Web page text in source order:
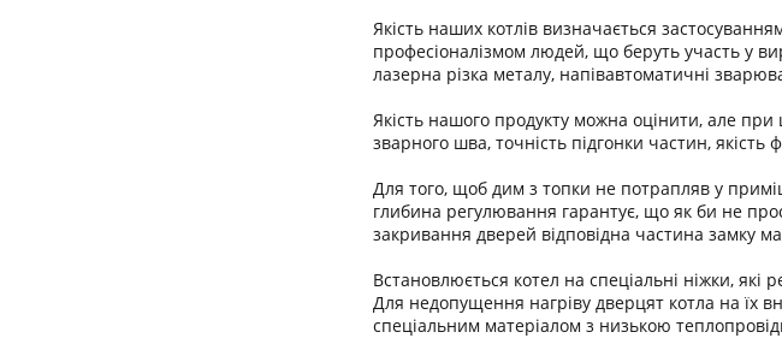
Якість наших котлів визначається
професіоналізмом людей, що беруть участь у
лазерна різка металу, напівавтоматичні
Якість нашого продукту можна оцінити, але при
зварного шва, точність підгонки частин, якість
Для того, щоб дим з топки не потрапляв у
глибина регулювання гарантує, що як би не
закривання дверей відповідна частина замку
Встановлюється котел на спеціальні ніжки,
Для недопущення нагріву дверцят котла на їх
спеціальним матеріалом з низькою